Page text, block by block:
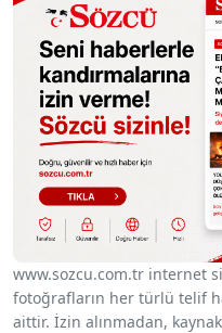
www.sozcu.com.tr internet
fotoğrafların her türlü telif
aittir. İzin alınmadan,